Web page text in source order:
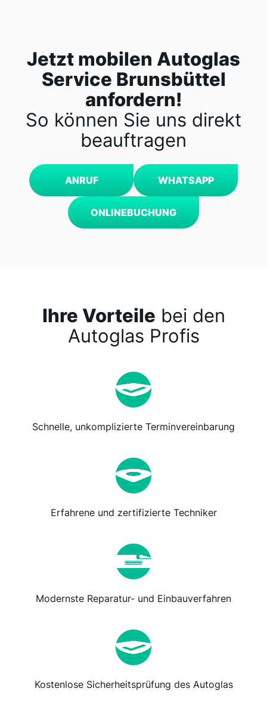
Jetzt mobilen Autoglas
Service Brunsbüttel
anfordern!
So können Sie uns direkt
beauftragen
ANRUF WHATSAPP
ONLINEBUCHUNG
Ihre Vorteile bei den
Autoglas Profis
Schnelle, unkomplizierte Terminvereinbarung
Erfahrene und zertifizierte Techniker
Modernste Reparatur- und Einbauverfahren
Kostenlose Sicherheitsprüfung des Autoglas